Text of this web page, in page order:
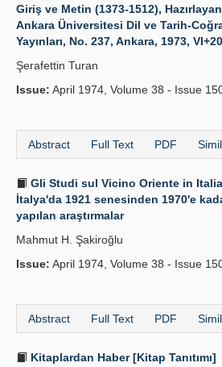
Giriş ve Metin (1373-1512),
Ankara Üniversitesi Dil ve Tarih-
Yayınları, No. 237, Ankara, 1973,
Şerafettin Turan
Issue: April 1974, Volume 38 - Issue
Abstract Full Text PDF
Gli Studi sul Vicino Oriente in
İtalya'da 1921 senesinden 1970'e
yapılan araştırmalar
Mahmut H. Şakiroğlu
Issue: April 1974, Volume 38 - Issue
Abstract Full Text PDF
Kitaplardan Haber [Kitap Tanıtımı]